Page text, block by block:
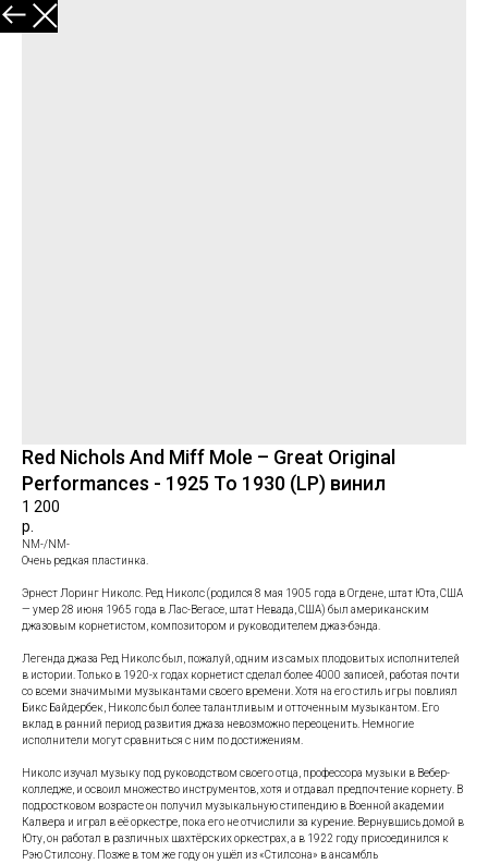
В каталог
Red Nichols And Miff Mole – Great Original
Performances - 1925 To 1930 (LP) винил
1 200
р.
NM-/NM-
Очень редкая пластинка.
Эрнест Лоринг Николс. Ред Николс (родился 8 мая 1905 года в Огдене, штат Юта, США
— умер 28 июня 1965 года в Лас-Вегасе, штат Невада, США) был американским
джазовым корнетистом, композитором и руководителем джаз-бэнда.
Легенда джаза Ред Николс был, пожалуй, одним из самых плодовитых исполнителей
в истории. Только в 1920-х годах корнетист сделал более 4000 записей, работая почти
со всеми значимыми музыкантами своего времени. Хотя на его стиль игры повлиял
Бикс Байдербек, Николс был более талантливым и отточенным музыкантом. Его
вклад в ранний период развития джаза невозможно переоценить. Немногие
исполнители могут сравниться с ним по достижениям.
Николс изучал музыку под руководством своего отца, профессора музыки в Вебер-
колледже, и освоил множество инструментов, хотя и отдавал предпочтение корнету. В
подростковом возрасте он получил музыкальную стипендию в Военной академии
Калвера и играл в её оркестре, пока его не отчислили за курение. Вернувшись домой в
Юту, он работал в различных шахтёрских оркестрах, а в 1922 году присоединился к
Рэю Стилсону. Позже в том же году он ушёл из «Стилсона» в ансамбль